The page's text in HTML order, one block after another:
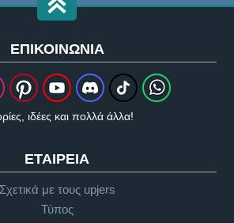
ΕΠΙΚΟΙΝΩΝΊΑ
ιδέες και πολλά άλλα!
ΕΤΑΙΡΕΊΑ
Σχετικά με τους upjers
Τύπος